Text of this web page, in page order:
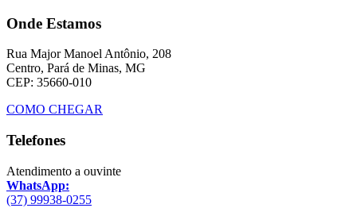
Onde Estamos
Rua Major Manoel Antônio, 208
Centro, Pará de Minas, MG
CEP: 35660-010
COMO CHEGAR
Telefones
Atendimento a ouvinte
WhatsApp:
(37) 99938-0255